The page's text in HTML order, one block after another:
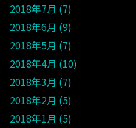
2018年7月 7
2018年6月 9
2018年5月 7
2018年4月 10
2018年3月 7
2018年2月 5
2018年1月 5